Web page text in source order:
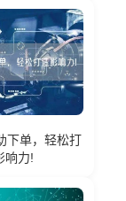
下单，轻松打
响力!